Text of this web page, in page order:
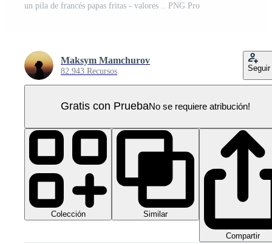
un pila de francés papas fritas - valores .. PNG Pro
Maksym Mamchurov
82.943 Recursos Seguir
Gratis con PruebaNo se requiere atribución!
Colección Similar
Compartir